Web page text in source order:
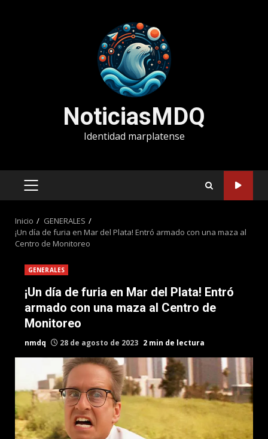
NoticiasMDQ
Identidad marplatense
MENÚ
Inicio
GENERALES
¡Un día de furia en Mar del Plata! Entró armado con una maza al
Centro de Monitoreo
GENERALES
¡Un día de furia en Mar del Plata! Entró
armado con una maza al Centro de
Monitoreo
nmdq 28 de agosto de 2023 2 min de lectura